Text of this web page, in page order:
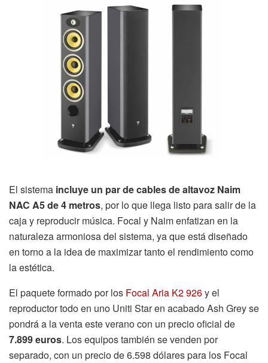
El sistema incluye un par de cables de altavoz Naim
NAC A5 de 4 metros, por lo que llega listo para salir de la
caja y reproducir música. Focal y Naim enfatizan en la
naturaleza armoniosa del sistema, ya que está diseñado
en torno a la idea de maximizar tanto el rendimiento como
la estética.
El paquete formado por los Focal Aria K2 926y el
reproductor todo en uno Uniti Star en acabado Ash Grey se
pondrá a la venta este verano con un precio oficial de
7.899 euros. Los equipos también se venden por
separado, con un precio de 6.598 dólares para los Focal